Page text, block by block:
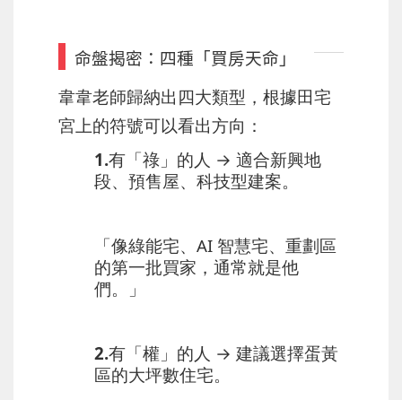
命盤揭密：四種「買房天命」
韋韋老師歸納出四大類型，根據田宅
宮上的符號可以看出方向：
1.有「祿」的人 → 適合新興地
段、預售屋、科技型建案。
「像綠能宅、AI 智慧宅、重劃區
的第一批買家，通常就是他
們。」
2.有「權」的人 → 建議選擇蛋黃
區的大坪數住宅。